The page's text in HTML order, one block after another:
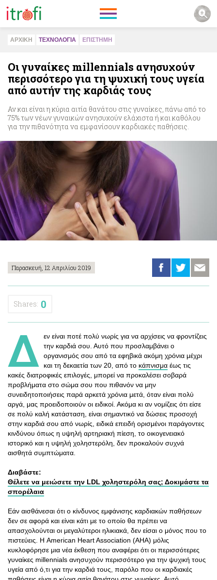
ΑΡΧΙΚΗ ΤΕΧΝΟΛΟΓΙΑ ΕΠΙΣΤΗΜΗ
Οι γυναίκες millennials ανησυχούν
περισσότερο για τη ψυχική τους υγεία
από αυτήν της καρδιάς τους
Αν και είναι η κύρια αιτία θανάτου στις γυναίκες, πάνω από το
75% των νέων γυναικών ανησυχούν ελάχιστα ή και καθόλου
για την πιθανότητα να εμφανίσουν καρδιακές παθήσεις.
Παρασκευή, 12 Απριλίου 2019
Shares: 0
Δ
εν είναι ποτέ πολύ νωρίς για να αρχίσεις να φροντίζεις
την καρδιά σου. Αυτό που προσλαμβάνει ο
οργανισμός σου από τα εφηβικά ακόμη χρόνια μέχρι
και τη δεκαετία των 20, από το κάπνισμα έως τις
κακές διατροφικές επιλογές, μπορεί να προκαλέσει σοβαρά
προβλήματα στο σώμα σου που πιθανόν να μην
συνειδητοποιήσεις παρά αρκετά χρόνια μετά, όταν είναι πολύ
αργά, μας προειδοποιούν οι ειδικοί. Ακόμα κι αν νομίζεις ότι είσε
σε πολύ καλή κατάσταση, είναι σημαντικό να δώσεις προσοχή
στην καρδιά σου από νωρίς, ειδικά επειδή ορισμένοι παράγοντες
κινδύνου όπως η υψηλή αρτηριακή πίεση, το οικογενειακό
ιστορικό και η υψηλή χοληστερόλη, δεν προκαλούν συχνά
αισθητά συμπτώματα.
Διαβάστε:
Θέλετε να μειώσετε την LDL χοληστερόλη σας; Δοκιμάστε τα
σπορέλαια
Εάν αισθάνεσαι ότι ο κίνδυνος εμφάνισης καρδιακών παθήσεων
δεν σε αφορά και είναι κάτι με το οποίο θα πρέπει να
απασχολούνται οι μεγαλύτεροι ηλικιακά, δεν είσαι ο μόνος που το
πιστεύεις. Η American Heart Association (AHA) μόλις
κυκλοφόρησε μια νέα έκθεση που αναφέρει ότι οι περισσότερες
γυναίκες millennials ανησυχούν περισσότερο για την ψυχική τους
υγεία από ό,τι για την καρδιά τους, παρόλο που οι καρδιακές